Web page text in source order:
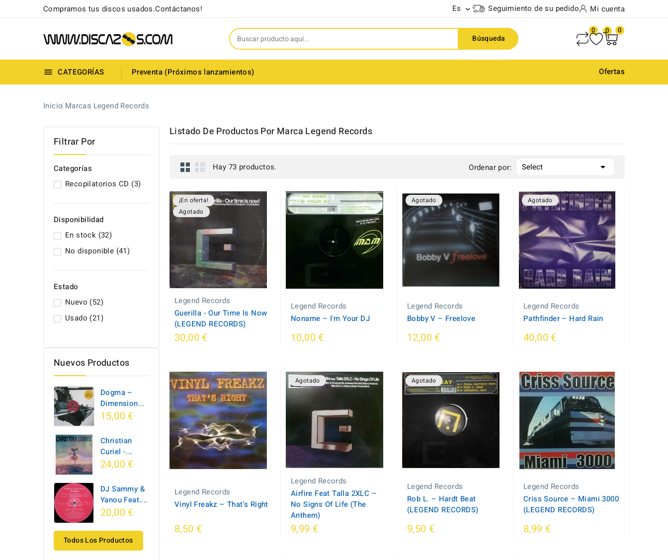
Compramos tus discos usados.Contáctanos! Es  Seguimiento de su pedido Mi cuenta
Búsqueda
0 0 0
 CATEGORÍAS Preventa (Próximos lanzamientos) Ofertas
Inicio Marcas Legend Records
Filtrar Por
Categorías
Recopilatorios CD (3)
Disponibilidad
En stock (32)
No disponible (41)
Estado
Nuevo (52)
Usado (21)
Nuevos Productos
Dogma –
Dimension...
15,00 €
Christian
Curiel -...
24,00 €
DJ Sammy &
Yanou Feat....
20,00 €
Todos Los Productos
Listado De Productos Por Marca Legend Records
Hay 73 productos. Ordenar por: Select 
¡En oferta!
Agotado
Legend Records
Guerilla - Our Time Is Now
(LEGEND RECORDS)
30,00 €
Legend Records
Noname ‎– I'm Your DJ
10,00 €
Agotado
Legend Records
Bobby V ‎– Freelove
12,00 €
Agotado
Legend Records
Pathfinder ‎– Hard Rain
40,00 €
Legend Records
Vinyl Freakz ‎– That's Right
8,50 €
Agotado
Legend Records
Airfire Feat Talla 2XLC ‎–
No Signs Of Life (The
Anthem)
9,99 €
Agotado
Legend Records
Rob L. ‎– Hardt Beat
(LEGEND RECORDS)
9,50 €
Legend Records
Criss Source ‎– Miami 3000
(LEGEND RECORDS)
8,99 €